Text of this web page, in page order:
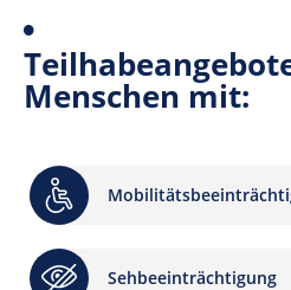
Menschen mit:
Sehbeeinträchtigung